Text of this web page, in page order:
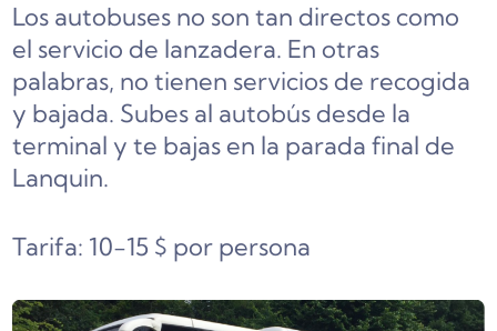
Los autobuses no son tan directos como
el servicio de lanzadera. En otras
palabras, no tienen servicios de recogida
y bajada. Subes al autobús desde la
terminal y te bajas en la parada final de
Lanquin.
Tarifa: 10-15 $ por persona